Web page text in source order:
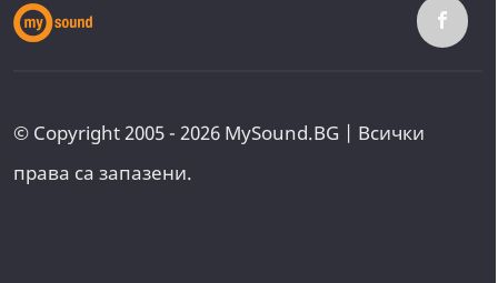
© Copyright 2005 - 2026 MySound.BG | Всички
права са запазени.